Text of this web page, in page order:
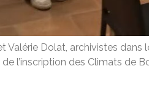
Dolat, archivistes
l’inscription des Climats de